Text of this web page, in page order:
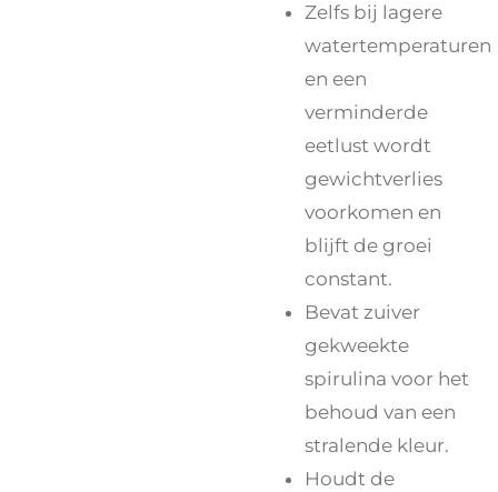
Zelfs bij lagere
watertemperaturen
en een
verminderde
eetlust wordt
gewichtverlies
voorkomen en
blijft de groei
constant.
Bevat zuiver
gekweekte
spirulina voor het
behoud van een
stralende kleur.
Houdt de